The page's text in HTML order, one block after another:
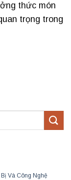
thức món
trọng trong
Và Công Nghệ